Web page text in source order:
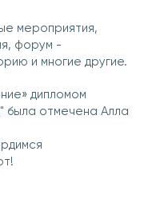
мероприятия,
форум -
и многие другие.
дипломом
была отмечена Алла